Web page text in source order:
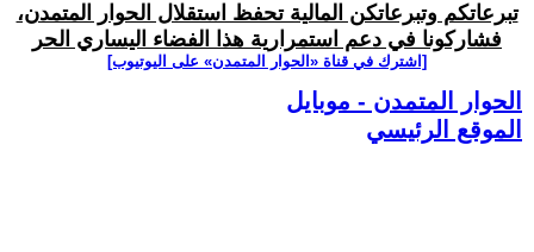
تبرعاتكم وتبرعاتكن المالية تحفظ استقلال الحوار المتمدن،
فشاركونا في دعم استمرارية هذا الفضاء اليساري الحر
[اشترك في قناة ‫«الحوار المتمدن» على اليوتيوب]
الحوار المتمدن - موبايل
الموقع الرئيسي